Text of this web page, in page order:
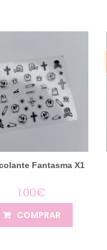
Fantasma X1
1.00€
COMPRAR